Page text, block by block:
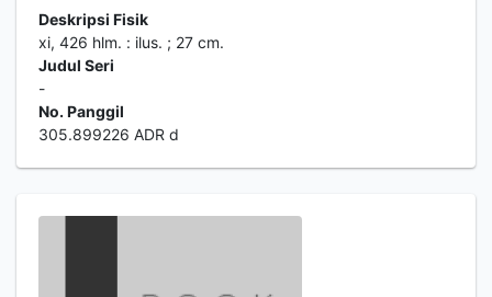
Deskripsi Fisik
xi, 426 hlm. : ilus. ; 27 cm.
Judul Seri
-
No. Panggil
305.899226 ADR d